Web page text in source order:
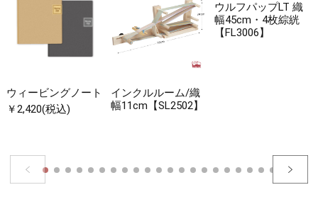
ウィービングノート
￥2,420(税込)
インクルルーム/織
幅11cm【SL2502】
ウルフパップLT 織
幅45cm・4枚綜絖
【FL3006】